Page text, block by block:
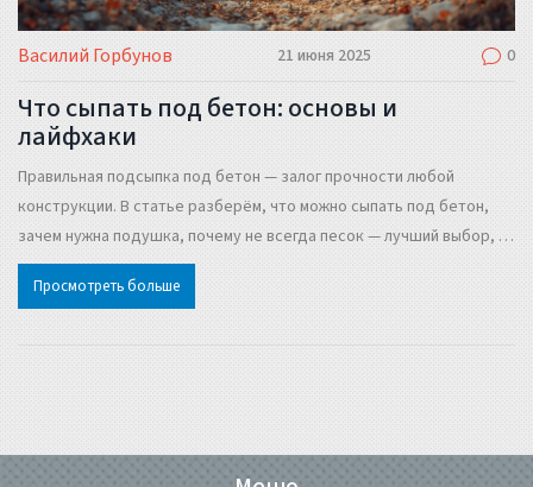
Василий Горбунов 21 июня 2025 0
Что сыпать под бетон: основы и
лайфхаки
Правильная подсыпка под бетон — залог прочности любой
конструкции. В статье разберём, что можно сыпать под бетон,
зачем нужна подушка, почему не всегда песок — лучший выбор, и
чем щебень отличается от керамзита. Расскажем о типичных
ошибках, реальных советах и неожиданных решениях для разных
Просмотреть больше